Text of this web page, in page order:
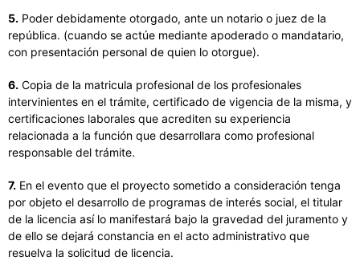
5. Poder debidamente otorgado, ante un notario o juez de la
república. (cuando se actúe mediante apoderado o mandatario,
con presentación personal de quien lo otorgue).
6. Copia de la matricula profesional de los profesionales
intervinientes en el trámite, certificado de vigencia de la misma, y
certificaciones laborales que acrediten su experiencia
relacionada a la función que desarrollara como profesional
responsable del trámite.
7. En el evento que el proyecto sometido a consideración tenga
por objeto el desarrollo de programas de interés social, el titular
de la licencia así lo manifestará bajo la gravedad del juramento y
de ello se dejará constancia en el acto administrativo que
resuelva la solicitud de licencia.